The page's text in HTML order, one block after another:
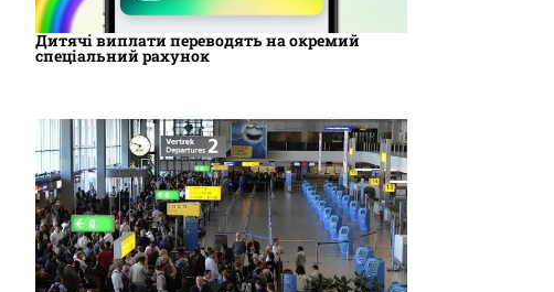
Дитячі виплати переводять на окремий
спеціальний рахунок